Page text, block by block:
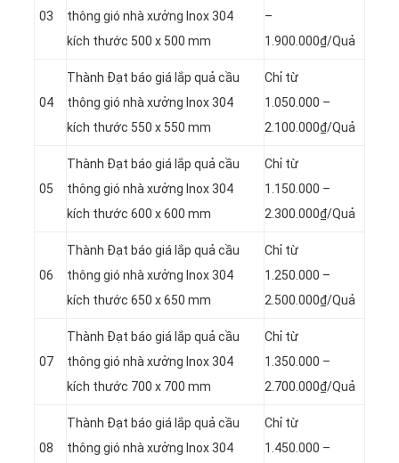
03
thông gió nhà xưởng Inox 304
kích thước 500 x 500 mm
–
1.900.000₫/Quả
04
Thành Đạt báo giá lắp quả cầu
thông gió nhà xưởng Inox 304
kích thước 550 x 550 mm
Chỉ từ
1.050.000 –
2.100.000₫/Quả
05
Thành Đạt báo giá lắp quả cầu
thông gió nhà xưởng Inox 304
kích thước 600 x 600 mm
Chỉ từ
1.150.000 –
2.300.000₫/Quả
06
Thành Đạt báo giá lắp quả cầu
thông gió nhà xưởng Inox 304
kích thước 650 x 650 mm
Chỉ từ
1.250.000 –
2.500.000₫/Quả
07
Thành Đạt báo giá lắp quả cầu
thông gió nhà xưởng Inox 304
kích thước 700 x 700 mm
Chỉ từ
1.350.000 –
2.700.000₫/Quả
08
Thành Đạt báo giá lắp quả cầu
thông gió nhà xưởng Inox 304
Chỉ từ
1.450.000 –